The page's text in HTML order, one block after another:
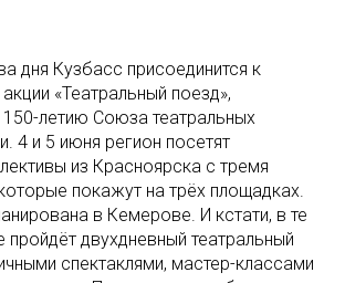
дня Кузбасс присоединится к
«Театральный поезд»,
150-летию Союза театральных
4 и 5 июня регион посетят
из Красноярска с тремя
покажут на трёх площадках.
в Кемерове. И кстати, в те
двухдневный театральный
спектаклями, мастер-классами